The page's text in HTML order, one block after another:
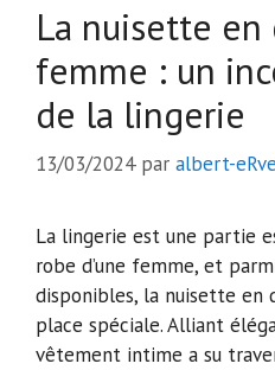
La nuisette
femme : un
de la lingerie
13/03/2024 par albert-
La lingerie est une partie
robe d’une femme, et
disponibles, la nuisette en
place spéciale. Alliant
vêtement intime a su